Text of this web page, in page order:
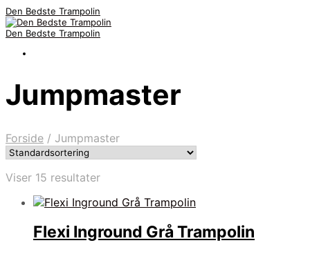
Den Bedste Trampolin
Den Bedste Trampolin
Jumpmaster
Forside / Jumpmaster
Viser 15 resultater
Flexi Inground Grå Trampolin